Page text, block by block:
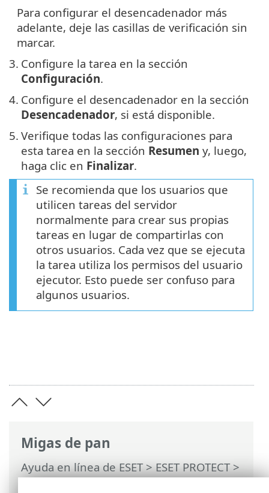
Migas de pan
Ayuda en línea de ESET>ESET PROTECT>
Usar ESET PROTECT>ESET PROTECT
Para configurar el desencadenador más
adelante, deje las casillas de verificación sin
marcar.
3. Configure la tarea en la sección
Configuración.
4. Configure el desencadenador en la sección
Desencadenador, si está disponible.
5. Verifique todas las configuraciones para
esta tarea en la sección Resumen y, luego,
haga clic en Finalizar.
Se recomienda que los usuarios que
utilicen tareas del servidor
normalmente para crear sus propias
tareas en lugar de compartirlas con
otros usuarios. Cada vez que se ejecuta
la tarea utiliza los permisos del usuario
ejecutor. Esto puede ser confuso para
algunos usuarios.